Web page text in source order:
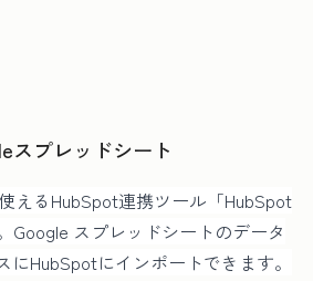
スプレッドシート
えるHubSpot連携ツール「HubSpot
Google スプレッドシートのデータ
にHubSpotにインポートできます。